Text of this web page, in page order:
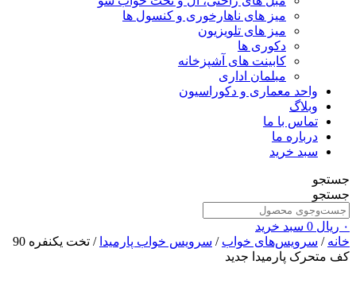
میز های ناهارخوری و کنسول ها
میز های تلویزیون
دکوری ها
کابینت های آشپزخانه
مبلمان اداری
واحد معماری و دکوراسیون
وبلاگ
تماس با ما
درباره ما
سبد خرید
جستجو
جستجو
۰ ریال 0 سبد خرید
خانه / سرویس‌های خواب / سرویس خواب پارمیدا
/ تخت یکنفره 90
کف متحرک پارمیدا جدید